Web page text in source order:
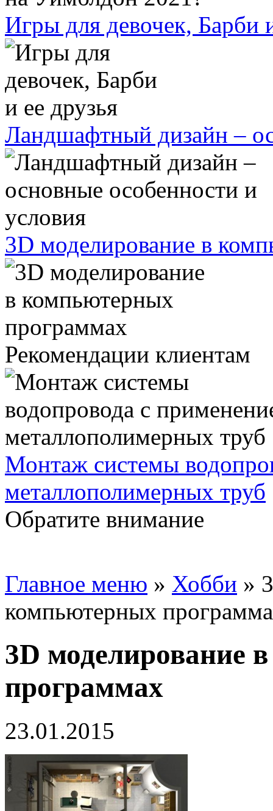
Игры для девочек, Барби
Ландшафтный дизайн –
3D моделирование в
Рекомендации клиентам
Монтаж системы
металлополимерных труб
Обратите внимание
Главное меню » Хобби »
компьютерных
3D моделирование
программах
23.01.2015